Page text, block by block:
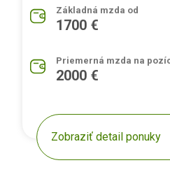
Základná mzda od
1700 €
Priemerná mzda na
2000 €
Zobraziť detail ponuky